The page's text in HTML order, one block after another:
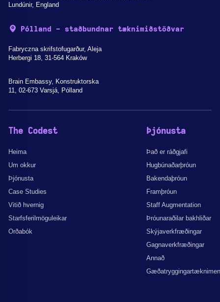
Lundúnir, England
Pólland - staðbundnar tæknimiðstöðvar
Fabryczna skrifstofugarður, Aleja
Herbergi 18, 31-564 Kraków
Brain Embassy, Konstruktorska
11, 02-673 Varsjá, Pólland
The Codest
Heima
Um okkur
Þjónusta
Case Studies
Vitið hvernig
Starfsferilmöguleikar
Orðabók
Þjónusta
Það er ráðgjafi
Hugbúnaðarþróun
Bakendaþróun
Framþróun
Staff Augmentation
Þróunaraðilar bakhliðar
Skýjaverkfræðingar
Gagnaverkfræðingar
Annað